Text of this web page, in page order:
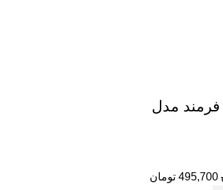
فرمند مدل
495,700 تومان